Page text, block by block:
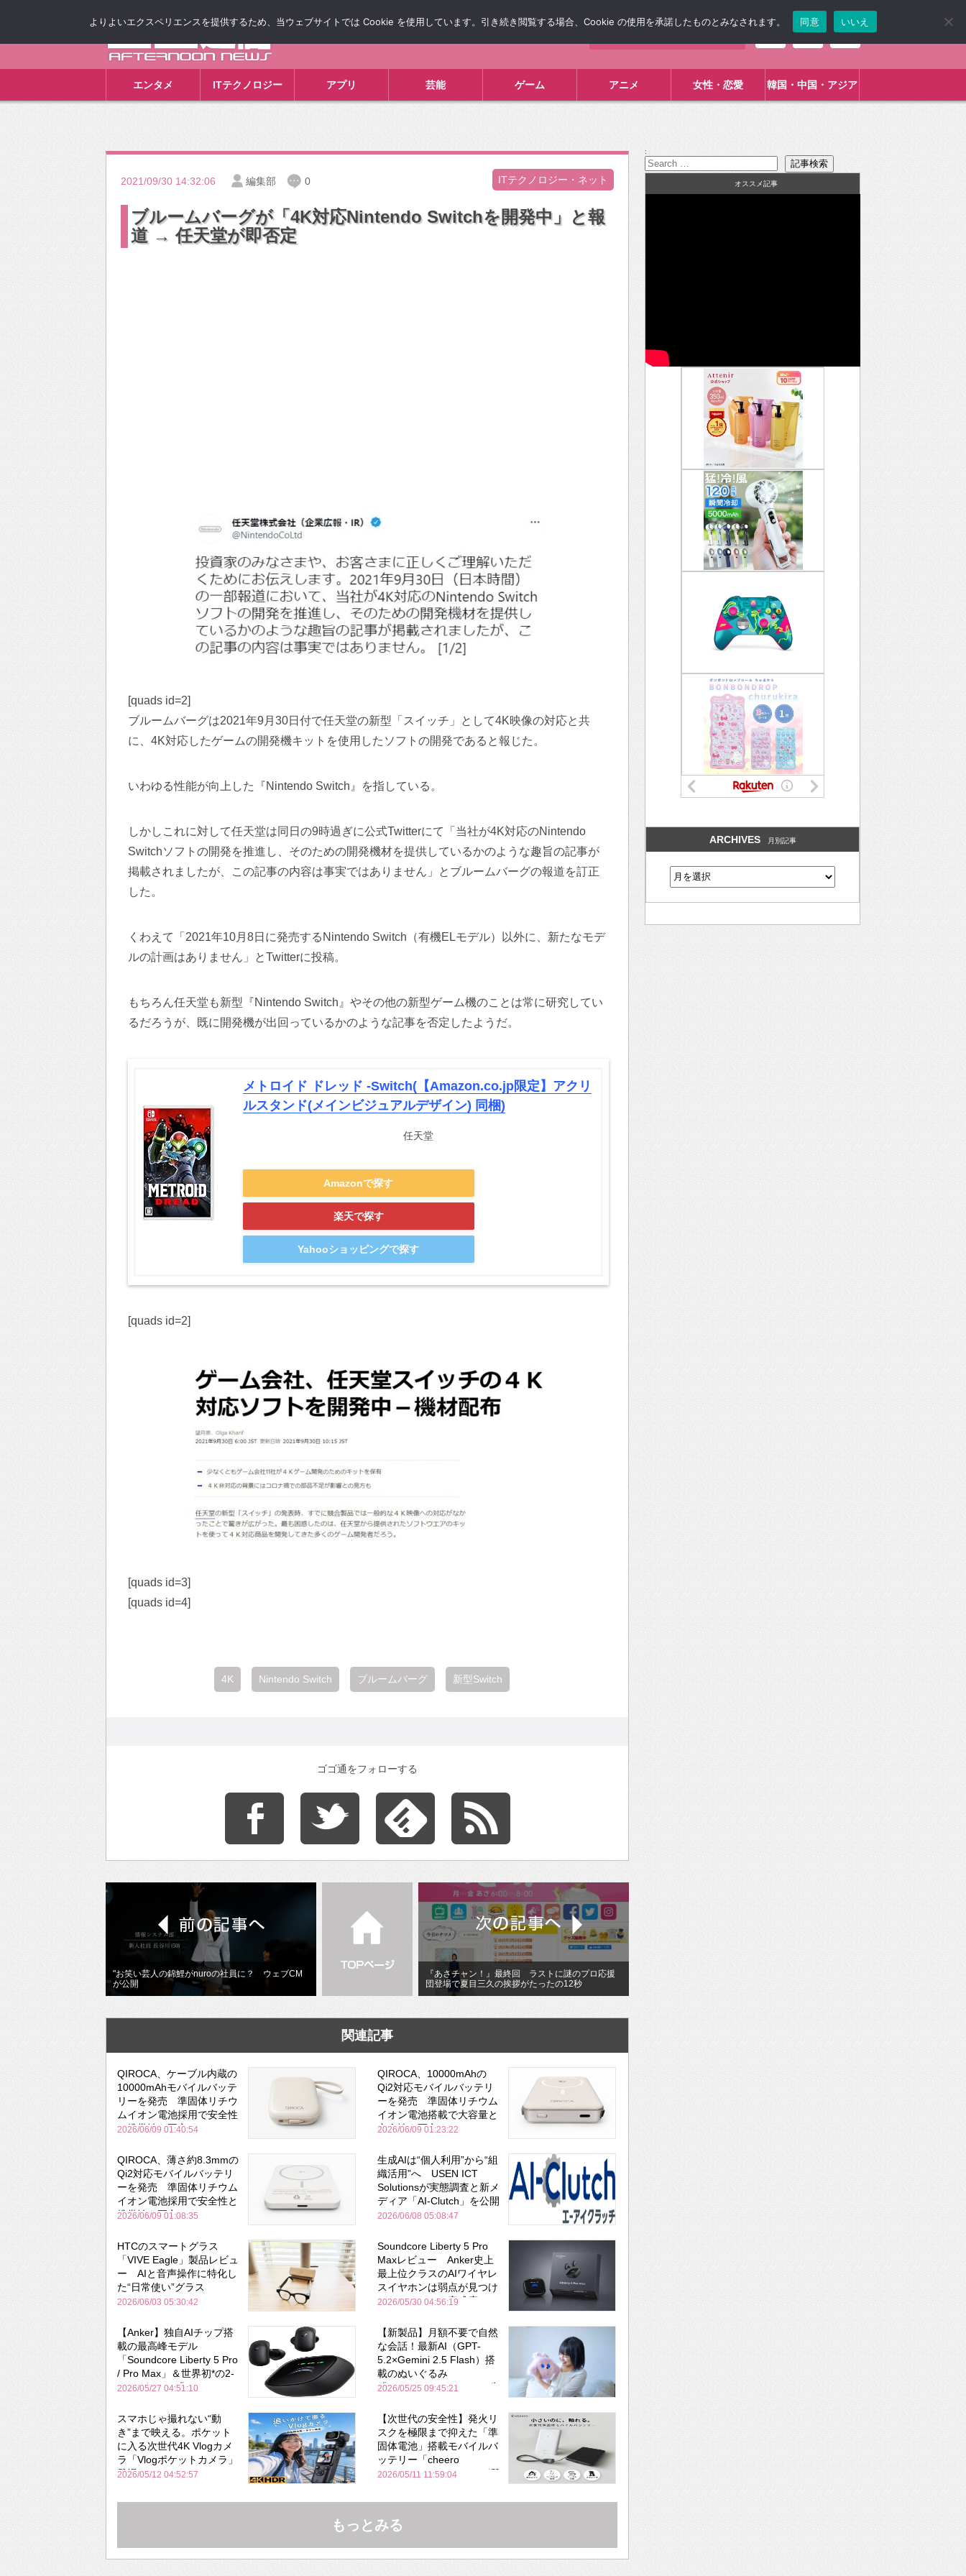
エンタメ ITテクノロジー アプリ 芸能 ゲーム アニメ 女性・恋愛 韓国・中国・アジア
2021/09/30 14:32:06 編集部 0 ITテクノロジー・ネット
ブルームバーグが「4K対応Nintendo Switchを開発中」と報
道 → 任天堂が即否定
[quads id=2]
ブルームバーグは2021年9月30日付で任天堂の新型「スイッチ」として4K映像の対応と共
に、4K対応したゲームの開発機キットを使用したソフトの開発であると報じた。
いわゆる性能が向上した『Nintendo Switch』を指している。
しかしこれに対して任天堂は同日の9時過ぎに公式Twitterにて「当社が4K対応のNintendo
Switchソフトの開発を推進し、そのための開発機材を提供しているかのような趣旨の記事が
掲載されましたが、この記事の内容は事実ではありません」とブルームバーグの報道を訂正
した。
くわえて「2021年10月8日に発売するNintendo Switch（有機ELモデル）以外に、新たなモデ
ルの計画はありません」とTwitterに投稿。
もちろん任天堂も新型『Nintendo Switch』やその他の新型ゲーム機のことは常に研究してい
るだろうが、既に開発機が出回っているかのような記事を否定したようだ。
メトロイド ドレッド -Switch(【Amazon.co.jp限定】アクリ
ルスタンド(メインビジュアルデザイン) 同梱)
任天堂
Amazonで探す
楽天で探す
Yahooショッピングで探す
[quads id=2]
[quads id=3]
[quads id=4]
4K Nintendo Switch ブルームバーグ 新型Switch
ゴゴ通をフォローする
"お笑い芸人の錦鯉がnuroの社員に？ ウェブCM
が公開
『あさチャン！』最終回 ラストに謎のプロ応援
団登場で夏目三久の挨拶がたったの12秒
関連記事
QIROCA、ケーブル内蔵の
10000mAhモバイルバッテ
リーを発売 準固体リチウ
ムイオン電池採用で安全性
と携帯性を両立
2026/06/09 01:40:54
QIROCA、10000mAhの
Qi2対応モバイルバッテリ
ーを発売 準固体リチウム
イオン電池搭載で大容量と
安全性を両立
2026/06/09 01:23:22
QIROCA、薄さ約8.3mmの
Qi2対応モバイルバッテリ
ーを発売 準固体リチウム
イオン電池採用で安全性と
携帯性を両立
2026/06/09 01:08:35
生成AIは“個人利用”から“組
織活用”へ USEN ICT
Solutionsが実態調査と新メ
ディア「AI-Clutch」を公開
2026/06/08 05:08:47
HTCのスマートグラス
「VIVE Eagle」製品レビュ
ー AIと音声操作に特化し
た“日常使い”グラス
2026/06/03 05:30:42
Soundcore Liberty 5 Pro
Maxレビュー Anker史上
最上位クラスのAIワイヤレ
スイヤホンは弱点が見つけ
づらいくらいの完成度にび
Bose並み
2026/05/30 04:56:19
【Anker】独自AIチップ搭
載の最高峰モデル
「Soundcore Liberty 5 Pro
/ Pro Max」＆世界初*の2-
in-1イヤホン「AeroFit 2
2026/05/27 04:51:10
【新製品】月額不要で自然
な会話！最新AI（GPT-
5.2×Gemini 2.5 Flash）搭
載のぬいぐるみ
「KOTTI」、Makuakeで先
2026/05/25 09:45:21
スマホじゃ撮れない“動
き”まで映える。ポケット
に入る次世代4K Vlogカメ
ラ「Vlogポケットカメラ」
登場
2026/05/12 04:52:57
【次世代の安全性】発火リ
スクを極限まで抑えた「準
固体電池」搭載モバイルバ
ッテリー「cheero
PitaPower 5000mAh」が登
2026/05/11 11:59:04
もっとみる
:
オススメ記事
ARCHIVES 月別記事
よりよいエクスペリエンスを提供するため、当ウェブサイトでは Cookie を使用しています。引き続き閲覧する場合、Cookie の使用を承諾したものとみなされます。 同意 いいえ